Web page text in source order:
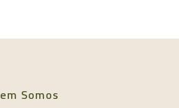
Somos